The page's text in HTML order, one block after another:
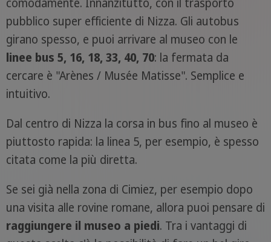
comodamente. Innanzitutto, con il trasporto
pubblico super efficiente di Nizza. Gli autobus
girano spesso, e puoi arrivare al museo con le
linee bus 5, 16, 18, 33, 40, 70: la fermata da
cercare è "Arènes / Musée Matisse". Semplice e
intuitivo.
Dal centro di Nizza la corsa in bus fino al museo è
piuttosto rapida: la linea 5, per esempio, è spesso
citata come la più diretta.
Se sei già nella zona di Cimiez, per esempio dopo
una visita alle rovine romane, allora puoi pensare di
raggiungere il museo a piedi. Tra i vantaggi di